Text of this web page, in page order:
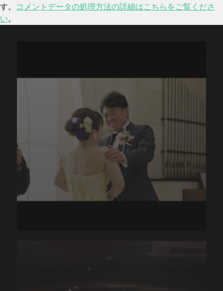
す。
コメントデータの処理方法の詳細はこちらをご覧くださ
い。